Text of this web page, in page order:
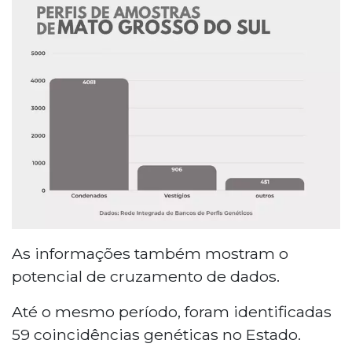
As informações também mostram o
potencial de cruzamento de dados.
Até o mesmo período, foram identificadas
59 coincidências genéticas no Estado.